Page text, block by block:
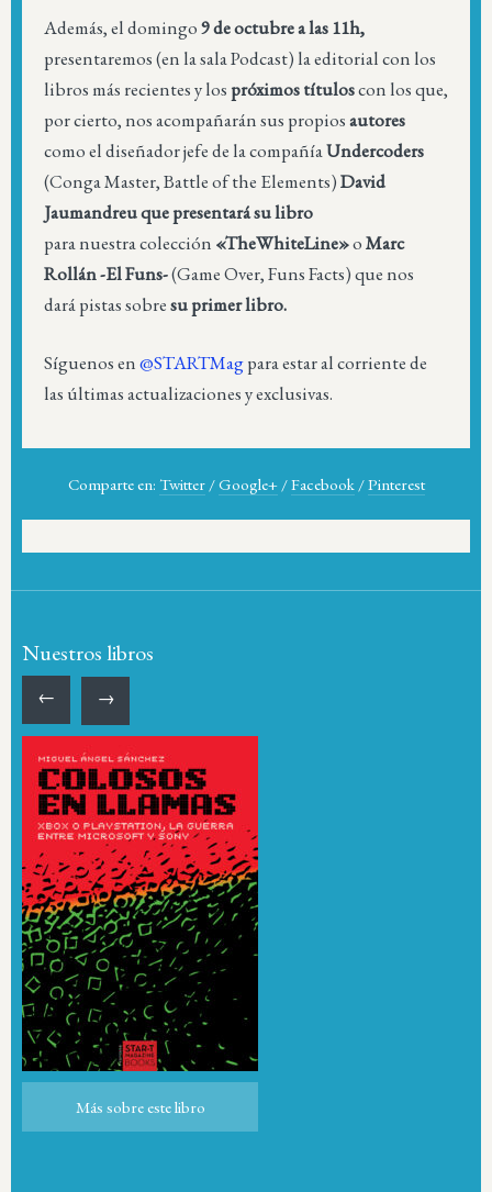
Además, el domingo9 de octubre a las 11h,
presentaremos (en la sala Podcast) la editorial con los
libros más recientes y los próximos títuloscon los que,
por cierto, nos acompañarán sus propiosautores
como el diseñador jefe de la compañíaUndercoders
(Conga Master, Battle of the Elements)David
Jaumandreu que presentará su libro
para nuestra colección «TheWhiteLine»oMarc
Rollán -El Funs-(Game Over, Funs Facts) que nos
dará pistas sobresu primer libro.
Síguenos en@STARTMagpara estar al corriente de
las últimas actualizaciones y exclusivas.
Comparte en: Twitter /Google+ /Facebook /Pinterest
Nuestros libros
← →
Más sobre este libro